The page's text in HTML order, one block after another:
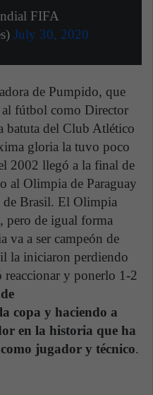
FIFA
July 30, 2020
de Pumpido, que
fútbol como Director
batuta del Club Atlético
gloria la tuvo poco
2002 llegó a la final de
al Olimpia de Paraguay
de Brasil. El Olimpia
pero de igual forma
va a ser campeón de
la iniciaron perdiendo
y ponerlo 1-2
copa y haciendo a
en la historia que ha
jugador y técnico.